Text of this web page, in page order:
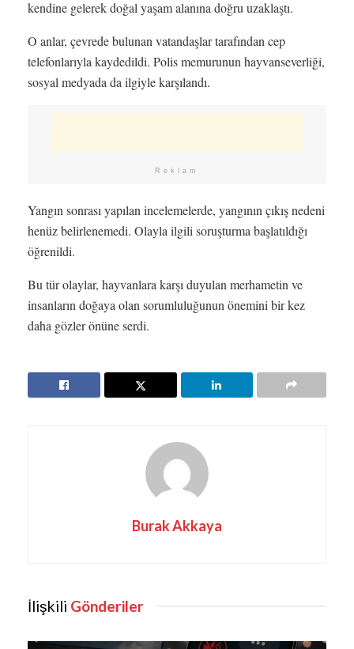
kendine gelerek doğal yaşam alanına doğru uzaklaştı.
O anlar, çevrede bulunan vatandaşlar tarafından cep
telefonlarıyla kaydedildi. Polis memurunun hayvanseverliği,
sosyal medyada da ilgiyle karşılandı.
Reklam
Yangın sonrası yapılan incelemelerde, yangının çıkış nedeni
henüz belirlenemedi. Olayla ilgili soruşturma başlatıldığı
öğrenildi.
Bu tür olaylar, hayvanlara karşı duyulan merhametin ve
insanların doğaya olan sorumluluğunun önemini bir kez
daha gözler önüne serdi.
Burak Akkaya
İlişkili Gönderiler